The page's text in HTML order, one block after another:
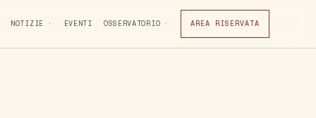
NOTIZIE EVENTI OSSERVATORIO AREA RISERVATA